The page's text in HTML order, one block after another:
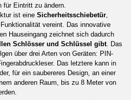
für Eintritt zu ändern.
ist eine Sicherheitsschiebetür
vereint. Das innovative
Hauseingang zeichnet sich dadurch
Schlösser und Schlüssel gibt . Das
über drei Arten von Geräten: PIN-
Das letztere kann in
für ein saubereres Design, an einer
anderen Raum, bis zu 8 Meter von